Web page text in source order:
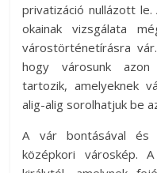
privatizáció nullázott
okainak vizsgálata
várostörténetírásra
hogy városunk
tartozik, amelyeknek
alig-alig sorolhatjuk be
A vár bontásával és
középkori városkép.